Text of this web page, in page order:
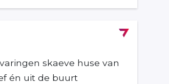
skaeve huse van
én uit de buurt